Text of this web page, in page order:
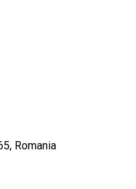
Romania